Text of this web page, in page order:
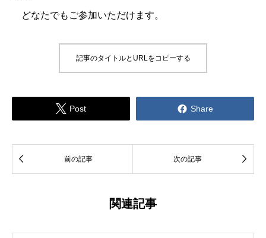
どなたでもご参加いただけます。
記事のタイトルとURLをコピーする
 Post  Share
 前の記事 次の記事 
関連記事